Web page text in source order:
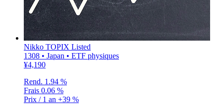
Nikko TOPIX Listed
1308 • Japan • ETF physiques
¥4,190
Rend. 1.94 %
Frais 0.06 %
Prix / 1 an +39 %